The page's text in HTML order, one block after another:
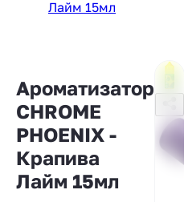
Лайм 15мл
Ароматизатор
CHROME
PHOENIX -
Крапива
Лайм 15мл